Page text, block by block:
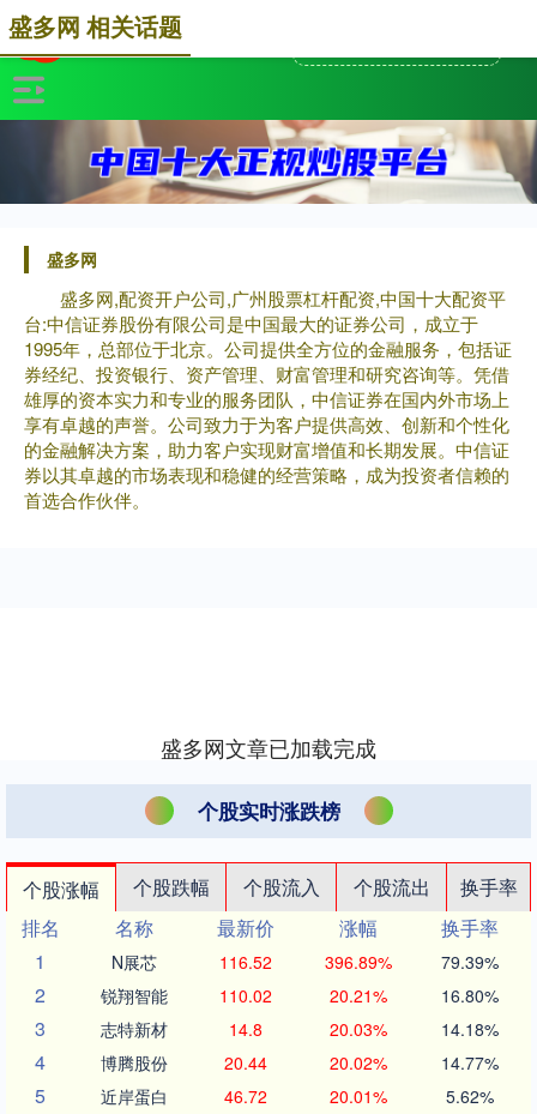
盛多网
盛多网,配资开户公司,广州股票杠杆配资,中国十大配资平
台:中信证券股份有限公司是中国最大的证券公司，成立于
1995年，总部位于北京。公司提供全方位的金融服务，包括证
券经纪、投资银行、资产管理、财富管理和研究咨询等。凭借
雄厚的资本实力和专业的服务团队，中信证券在国内外市场上
享有卓越的声誉。公司致力于为客户提供高效、创新和个性化
的金融解决方案，助力客户实现财富增值和长期发展。中信证
券以其卓越的市场表现和稳健的经营策略，成为投资者信赖的
首选合作伙伴。
盛多网 相关话题
盛多网文章已加载完成
个股实时涨跌榜
个股涨幅 个股跌幅 个股流入 个股流出
换手率
排名
名称 最新价 涨幅
换手率
1
N展芯 116.52 396.89% 79.39%
2 锐翔智能 110.02 20.21% 16.80%
3 志特新材 14.8 20.03% 14.18%
4 博腾股份 20.44 20.02% 14.77%
5 近岸蛋白 46.72 20.01% 5.62%